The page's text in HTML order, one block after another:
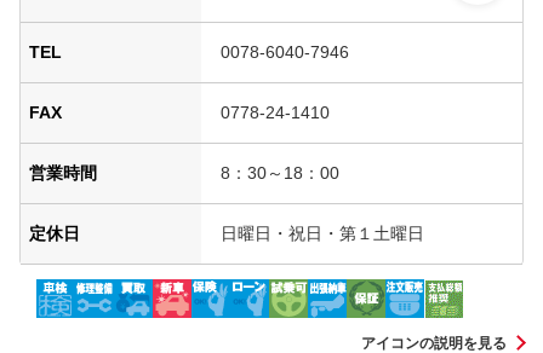
TEL 0078-6040-7946
FAX 0778-24-1410
営業時間 8：30～18：00
定休日 日曜日・祝日・第１土曜日
アイコンの説明を見る